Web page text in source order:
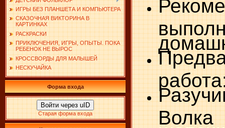
ИГРЫ БЕЗ ПЛАНШЕТА И КОМПЬЮТЕРА
СКАЗОЧНАЯ ВИКТОРИНА В
КАРТИНКАХ
РАСКРАСКИ
ПРИКЛЮЧЕНИЯ, ИГРЫ, ОПЫТЫ. ПОКА
РЕБЕНОК НЕ ВЫРОС
КРОССВОРДЫ ДЛЯ МАЛЫШЕЙ
НЕСКУЧАЙКА
Форма входа
Войти через uID
Старая форма входа